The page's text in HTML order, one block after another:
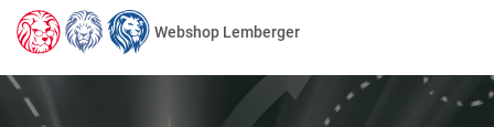
Webshop Lemberger